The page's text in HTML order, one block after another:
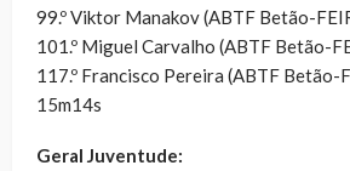
99.º Viktor Manakov (ABTF Betão-
101.º Miguel Carvalho (ABTF Betão-
117.º Francisco Pereira (ABTF Betão-
15m14s
Geral Juventude: